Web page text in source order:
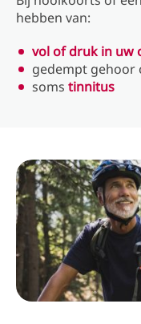
hebben van:
vol of druk in uw
gedempt gehoor
soms tinnitus